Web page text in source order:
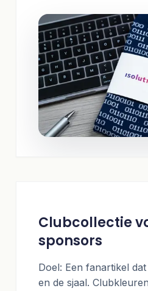
Clubcollectie
sponsors
Doel: Een fanartikel
en de sjaal.